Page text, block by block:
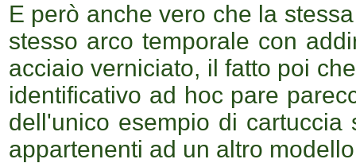
E però anche vero che la
stesso arco temporale con
acciaio verniciato, il fatto poi
identificativo ad hoc pare
dell'unico esempio di
appartenenti ad un altro